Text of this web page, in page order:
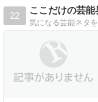
22
ここだけの芸能
気になる芸能ネタ